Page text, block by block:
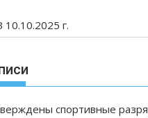
г.
спортивные